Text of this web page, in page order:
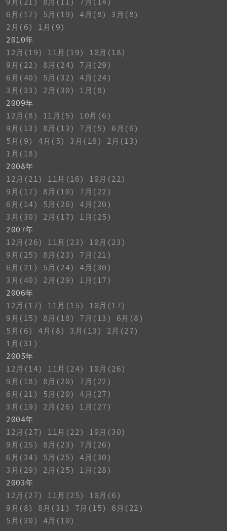
6月(17)
5月(19) 4月(8)
3月(8)
2月(6)
1月(9)
2010年
12月(19)
11月(19)
10月(18)
9月(22)
8月(24)
7月(29)
6月(40)
5月(32)
4月(24)
3月(33)
2月(30)
1月(8)
2009年
12月(8)
11月(5)
10月(6)
9月(13)
8月(13) 7月(5)
6月(6)
5月(9)
4月(5) 3月(16)
2月(13)
1月(18)
2008年
12月(21)
11月(16)
10月(22)
9月(17)
8月(10)
7月(22)
6月(14)
5月(26)
4月(20)
3月(30)
2月(17)
1月(25)
2007年
12月(26)
11月(23)
10月(23)
9月(25)
8月(23)
7月(21)
6月(21)
5月(24)
4月(30)
3月(40)
2月(29)
1月(17)
2006年
12月(17)
11月(15)
10月(17)
9月(15)
8月(18) 7月(13)
6月(8)
5月(6)
4月(8) 3月(13)
2月(27)
1月(31)
2005年
12月(14)
11月(24)
10月(26)
9月(18)
8月(20)
7月(22)
6月(21)
5月(20)
4月(27)
3月(19)
2月(26)
1月(27)
2004年
12月(27)
11月(22)
10月(30)
9月(25)
8月(23)
7月(26)
6月(24)
5月(25)
4月(30)
3月(29)
2月(25)
1月(28)
2003年
12月(27)
11月(25)
10月(6)
9月(8)
8月(31) 7月(15)
6月(22)
5月(30)
4月(10)